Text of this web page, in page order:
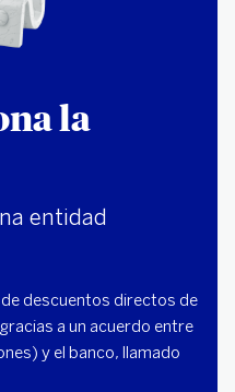
la
entidad
descuentos directos de
a un acuerdo entre
y el banco, llamado